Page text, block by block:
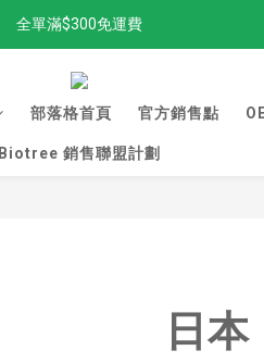
全單滿$300免運費
全單滿$300免運費
加入新會員，獲得98折！
金剛Stand up 返貨啦
部落格首頁 官方銷售點
Biotree 銷售聯盟計劃
日